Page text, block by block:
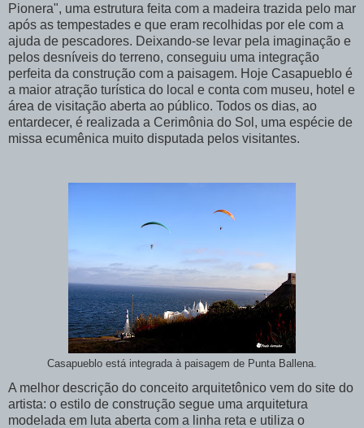
Pionera", uma estrutura feita com a madeira trazida pelo mar
após as tempestades e que eram recolhidas por ele com a
ajuda de pescadores. Deixando-se levar pela imaginação e
pelos desníveis do terreno, conseguiu uma integração
perfeita da construção com a paisagem. Hoje Casapueblo é
a maior atração turística do local e conta com museu, hotel e
área de visitação aberta ao público. Todos os dias, ao
entardecer, é realizada a Cerimônia do Sol, uma espécie de
missa ecumênica muito disputada pelos visitantes.
Casapueblo está integrada à paisagem de Punta Ballena.
A melhor descrição do conceito arquitetônico vem do site do
artista: o estilo de construção segue uma arquitetura
modelada em luta aberta com a linha reta e utiliza o